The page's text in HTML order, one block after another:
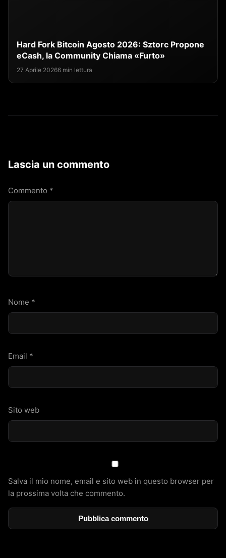
Hard Fork Bitcoin Agosto 2026: Sztorc Propone
eCash, la Community Chiama «Furto»
27 Aprile 20266 min lettura
Lascia un commento
Commento *
Nome *
Email *
Sito web
Salva il mio nome, email e sito web in questo browser per
la prossima volta che commento.